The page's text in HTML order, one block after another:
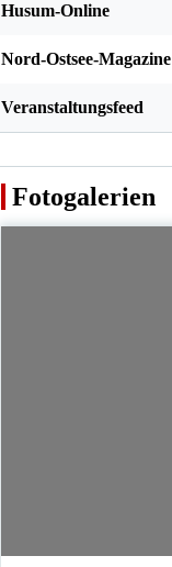
Husum-Online
Nord-Ostsee-Magazine
Veranstaltungsfeed
Fotogalerien